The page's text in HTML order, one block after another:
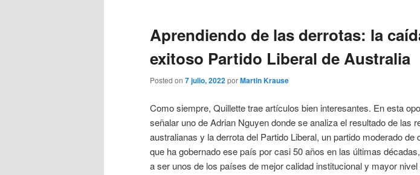
principal
secundario
Aprendiendo de las derrotas: la
exitoso Partido Liberal de Australia
Posted on 7 julio, 2022porMartin Krause
Como siempre, Quillette trae artículos bien interesantes. En esta
señalar uno de Adrian Nguyen donde se analiza el resultado de las
australianas y la derrota del Partido Liberal, un partido moderado de
que ha gobernado ese país por casi 50 años en las últimas
a ser unos de los países de mejor calidad institucional y mayor nivel